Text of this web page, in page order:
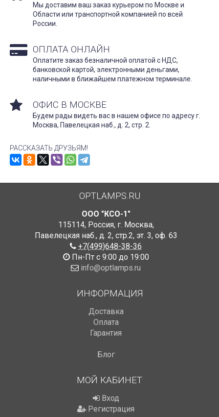
Мы доставим ваш заказ курьером по Москве и
Области или транспортной компанией по всей
России.
ОПЛАТА ОНЛАЙН
Оплатите заказ безналичной оплатой с НДС,
банковской картой, электронными деньгами,
наличными в ближайшем платежном терминале.
ОФИС В МОСКВЕ
Будем рады видеть вас в нашем офисе по адресу г.
Москва, Павелецкая наб., д. 2, стр. 2.
РАССКАЗАТЬ ДРУЗЬЯМ!
OPTLAMPS.RU
ООО "КСО-1"
115114, Россия, г. Москва,
Павелецкая наб., д. 2, стр.2, эт. 3, оф. 63
+7(499)648-38-36
Пн-Пт с 9:00 до 19:00
info@optlamps.ru
ИНФОРМАЦИЯ
Доставка
Оплата
Гарантия
Блог
МОЙ КАБИНЕТ
Вход
Регистрация